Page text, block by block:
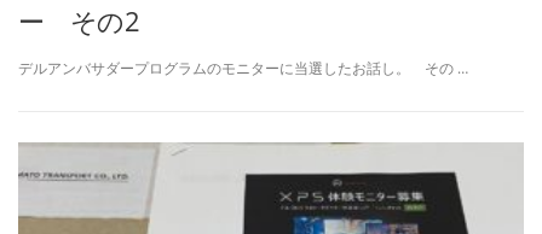
ー その2
デルアンバサダープログラムのモニターに当選したお話し。 その …